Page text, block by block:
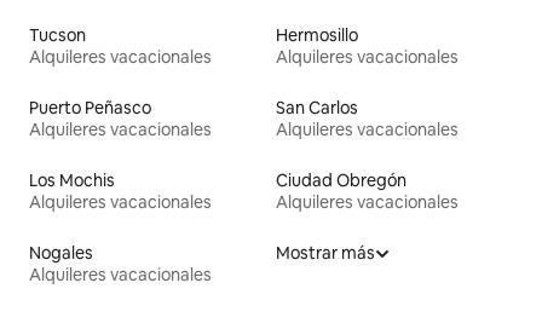
Tucson
Alquileres vacacionales
Hermosillo
Alquileres vacacionales
Puerto Peñasco
Alquileres vacacionales
San Carlos
Alquileres vacacionales
Los Mochis
Alquileres vacacionales
Ciudad Obregón
Alquileres vacacionales
Nogales
Alquileres vacacionales
Mostrar más